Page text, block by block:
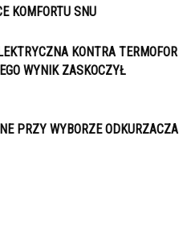
KOMFORTU SNU
KONTRA TERMOFOR
WYNIK ZASKOCZYŁ
PRZY WYBORZE ODKURZACZA